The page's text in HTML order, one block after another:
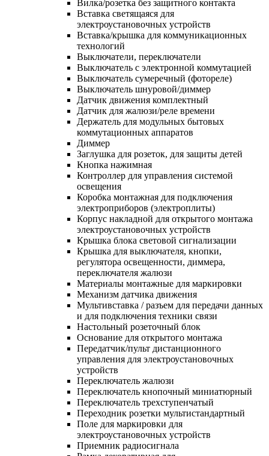
Вилка/розетка без защитного контакта
Вставка светящаяся для
электроустановочных устройств
Вставка/крышка для коммуникационных
технологий
Выключатели, переключатели
Выключатель с электронной коммутацией
Выключатель сумеречный (фотореле)
Выключатель шнуровой/диммер
Датчик движения комплектный
Датчик для жалюзи/реле времени
Держатель для модульных бытовых
коммутационных аппаратов
Диммер
Заглушка для розеток, для защиты детей
Кнопка нажимная
Контроллер для управления системой
освещения
Коробка монтажная для подключения
электроприборов (электроплиты)
Корпус накладной для открытого монтажа
электроустановочных устройств
Крышка блока световой сигнализации
Крышка для выключателя, кнопки,
регулятора освещенности, диммера,
переключателя жалюзи
Материалы монтажные для маркировки
Механизм датчика движения
Мультивставка / разъем для передачи данных
и для подключения техники связи
Настольный розеточный блок
Основание для открытого монтажа
Передатчик/пульт дистанционного
управления для электроустановочных
устройств
Переключатель жалюзи
Переключатель кнопочный миниатюрный
Переключатель трехступенчатый
Переходник розетки мультистандартный
Поле для маркировки для
электроустановочных устройств
Приемник радиосигнала